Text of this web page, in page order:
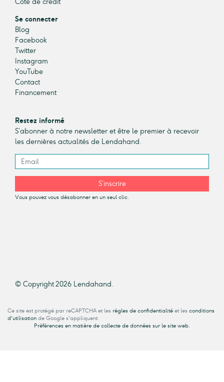
Se connecter
Blog
Facebook
Twitter
Instagram
YouTube
Contact
Financement
Restez informé
S’abonner à notre newsletter et être le premier à recevoir
les dernières actualités de Lendahand.
S’inscrire
Vous pouvez vous désabonner en un seul clic.
© Copyright 2026 Lendahand.
Ce site est protégé par reCAPTCHA et les règles de confidentialité et les conditions
d'utilisation de Google s'appliquent.
Préférences en matière de collecte de données sur le site web.